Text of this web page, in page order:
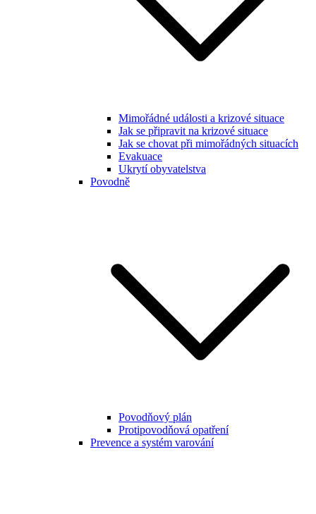
Mimořádné události a krizové situace
Jak se připravit na krizové situace
Jak se chovat při mimořádných situacích
Evakuace
Ukrytí obyvatelstva
Povodně
Povodňový plán
Protipovodňová opatření
Prevence a systém varování